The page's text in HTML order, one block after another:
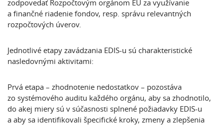
zodpovedať Rozpočtovým orgánom EÚ za využívanie
a finančné riadenie fondov, resp. správu relevantných
rozpočtových úverov.
Jednotlivé etapy zavádzania EDIS-u sú charakteristické
nasledovnými aktivitami:
Prvá etapa – zhodnotenie nedostatkov – pozostáva
zo systémového auditu každého orgánu, aby sa zhodnotilo,
do akej miery sú v súčasnosti splnené požiadavky EDIS-u
a aby sa identifikovali špecifické kroky, zmeny a zlepšenia